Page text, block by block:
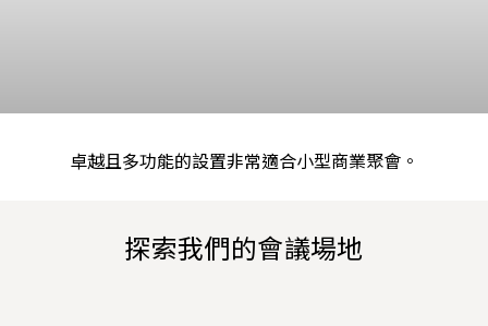
卓越且多功能的設置非常適合小型商業聚會。
探索我們的會議場地